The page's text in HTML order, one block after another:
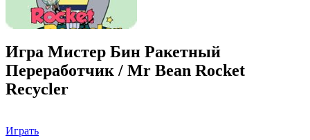
Игра Мистер Бин Ракетный
Переработчик / Mr Bean Rocket
Recycler
Играть